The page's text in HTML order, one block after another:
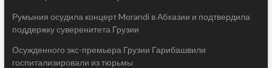
Румыния осудила концерт Morandi в Абхазии и подтвердила
поддержку суверенитета Грузии
Осужденного экс-премьера Грузии Гарибашвили
госпитализировали из тюрьмы